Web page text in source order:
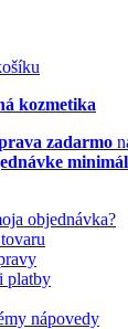
kozmetika
zadarmo
objednávka?
platby
nápovedy